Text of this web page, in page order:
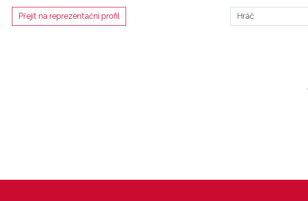
Přejít na reprezentační profil